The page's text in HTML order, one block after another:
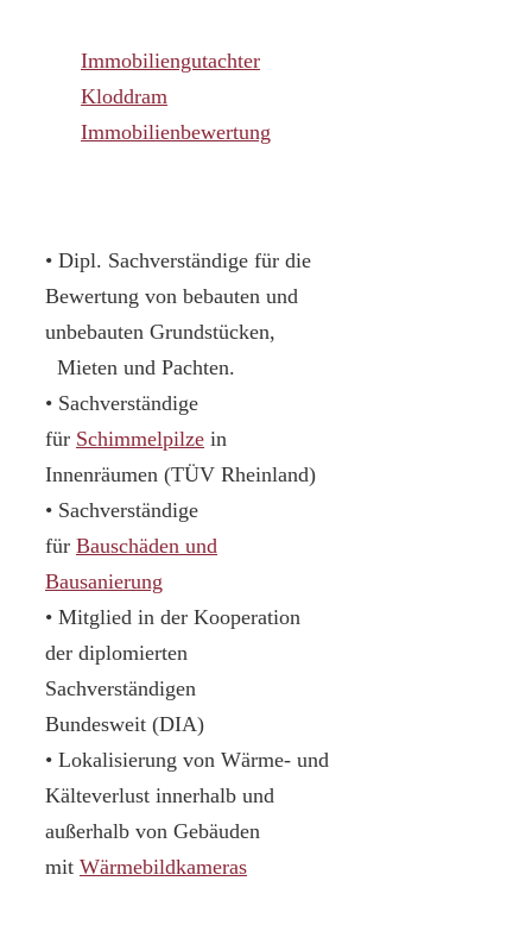
Immobiliengutachter
Kloddram
Immobilienbewertung
• Dipl. Sachverständige für die
Bewertung von bebauten und
unbebauten Grundstücken,
Mieten und Pachten.
• Sachverständige
für Schimmelpilze in
Innenräumen (TÜV Rheinland)
• Sachverständige
für Bauschäden und
Bausanierung
• Mitglied in der Kooperation
der diplomierten
Sachverständigen
Bundesweit (DIA)
• Lokalisierung von Wärme- und
Kälteverlust innerhalb und
außerhalb von Gebäuden
mit Wärmebildkameras